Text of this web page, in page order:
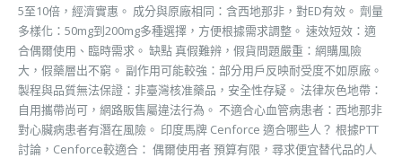
5至10倍，經濟實惠。 成分與原廠相同：含西地那非，對ED有效。 劑量
多樣化：50mg到200mg多種選擇，方便根據需求調整。 速效短效：適
合偶爾使用、臨時需求。 缺點 真假難辨，假貨問題嚴重：網購風險
大，假藥層出不窮。 副作用可能較強：部分用戶反映耐受度不如原廠。
製程與品質無法保證：非臺灣核准藥品，安全性存疑。 法律灰色地帶：
自用攜帶尚可，網路販售屬違法行為。 不適合心血管病患者：西地那非
對心臟病患者有潛在風險。 印度馬牌 Cenforce 適合哪些人？ 根據PTT
討論，Cenforce較適合： 偶爾使用者 預算有限，尋求便宜替代品的人